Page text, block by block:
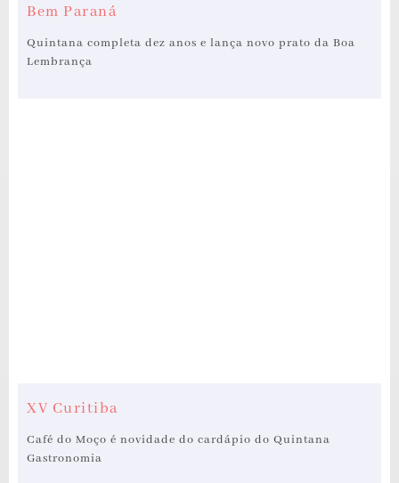
Bem Paraná
Quintana completa dez anos e lança novo prato da Boa
Lembrança
XV Curitiba
Café do Moço é novidade do cardápio do Quintana
Gastronomia